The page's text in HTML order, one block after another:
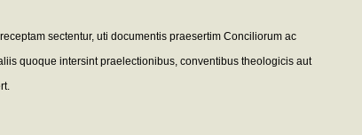
sectentur, uti documentis praesertim Conciliorum ac
quoque intersint praelectionibus, conventibus theologicis aut